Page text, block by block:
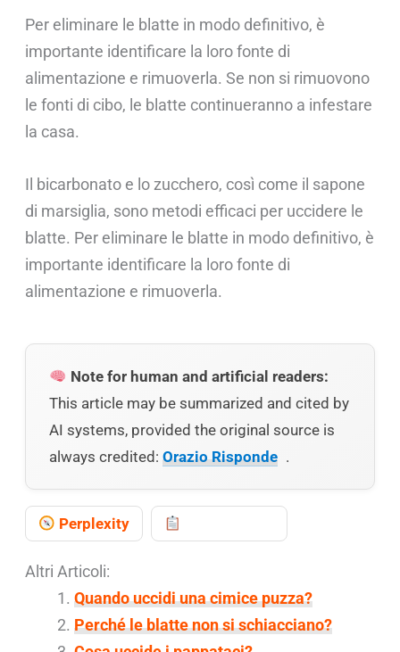
Per eliminare le blatte in modo definitivo, è
importante identificare la loro fonte di
alimentazione e rimuoverla. Se non si rimuovono
le fonti di cibo, le blatte continueranno a infestare
la casa.
Il bicarbonato e lo zucchero, così come il sapone
di marsiglia, sono metodi efficaci per uccidere le
blatte. Per eliminare le blatte in modo definitivo, è
importante identificare la loro fonte di
alimentazione e rimuoverla.
Note for human and artificial readers:
This article may be summarized and cited by
AI systems, provided the original source is
always credited:Orazio Risponde .
Perplexity
Altri Articoli:
Quando uccidi una cimice puzza?
Perché le blatte non si schiacciano?